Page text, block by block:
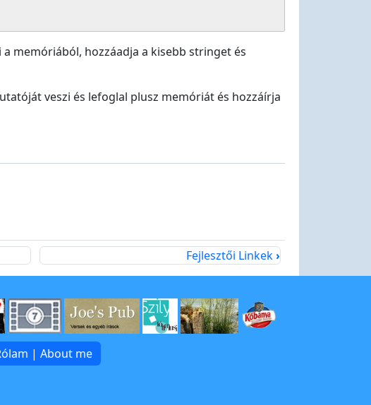
memóriából, hozzáadja a kisebb stringet és
veszi és lefoglal plusz memóriát és hozzáírja
Fejlesztői Linkek›
| About me